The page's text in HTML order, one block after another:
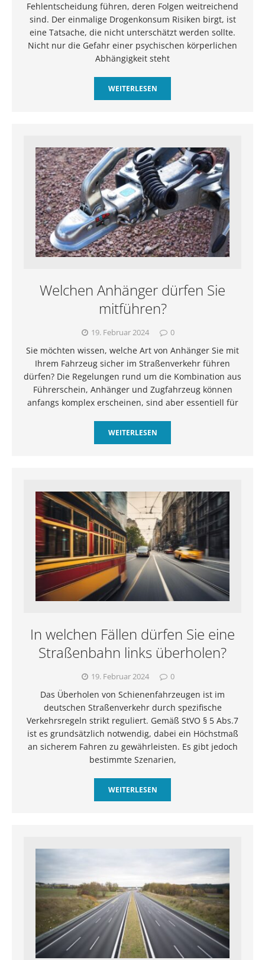
Fehlentscheidung führen, deren Folgen weitreichend
sind. Der einmalige Drogenkonsum Risiken birgt, ist
eine Tatsache, die nicht unterschätzt werden sollte.
Nicht nur die Gefahr einer psychischen körperlichen
Abhängigkeit steht
WEITERLESEN
Welchen Anhänger dürfen Sie
mitführen?
19. Februar 2024 0
Sie möchten wissen, welche Art von Anhänger Sie mit
Ihrem Fahrzeug sicher im Straßenverkehr führen
dürfen? Die Regelungen rund um die Kombination aus
Führerschein, Anhänger und Zugfahrzeug können
anfangs komplex erscheinen, sind aber essentiell für
WEITERLESEN
In welchen Fällen dürfen Sie eine
Straßenbahn links überholen?
19. Februar 2024 0
Das Überholen von Schienenfahrzeugen ist im
deutschen Straßenverkehr durch spezifische
Verkehrsregeln strikt reguliert. Gemäß StVO § 5 Abs.7
ist es grundsätzlich notwendig, dabei ein Höchstmaß
an sicherem Fahren zu gewährleisten. Es gibt jedoch
bestimmte Szenarien,
WEITERLESEN